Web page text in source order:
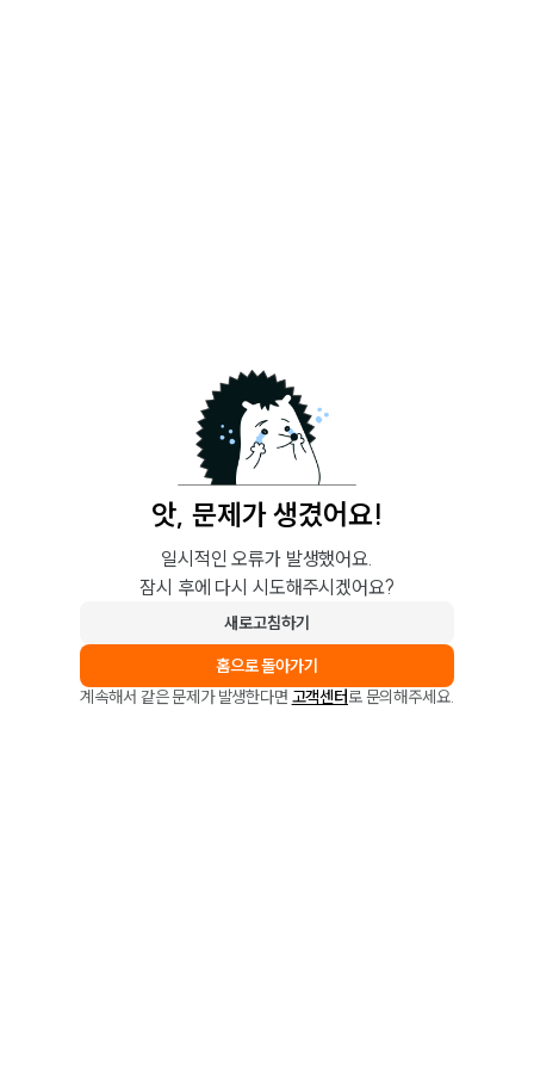
앗, 문제가 생겼어요!
일시적인 오류가 발생했어요.
잠시 후에 다시 시도해주시겠어요?
새로고침하기
홈으로 돌아가기
계속해서 같은 문제가 발생한다면 고객센터로 문의해주세요.